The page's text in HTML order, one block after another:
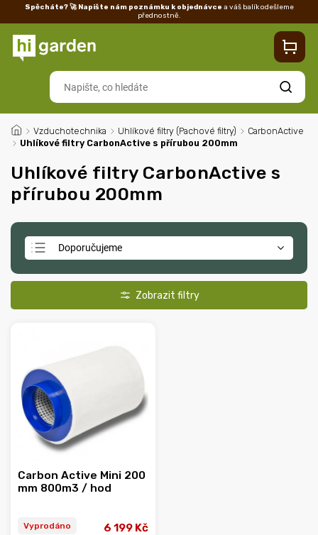
Spěcháte? 🚀 Napište nám poznámku k objednávce a váš balík odešleme
přednostně.
Vrácení/reklamace
Hledat
/ Vzduchotechnika / Uhlíkové filtry (Pachové filtry) / CarbonActive
/ Uhlíkové filtry CarbonActive s přírubou 200mm
Uhlíkové filtry CarbonActive s
přírubou 200mm
Doporučujeme
Carbon Active Mini 200
mm 800m3 / hod
Vyprodáno 6 199 Kč